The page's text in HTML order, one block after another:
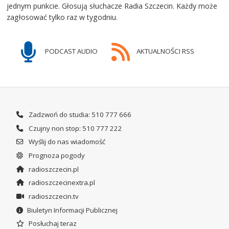
jednym punkcie. Głosują słuchacze Radia Szczecin. Każdy może
zagłosować tylko raz w tygodniu.
PODCAST AUDIO AKTUALNOŚCI RSS
Zadzwoń do studia: 510 777 666
Czujny non stop: 510 777 222
Wyślij do nas wiadomość
Prognoza pogody
radioszczecin.pl
radioszczecinextra.pl
radioszczecin.tv
Biuletyn Informacji Publicznej
Posłuchaj teraz